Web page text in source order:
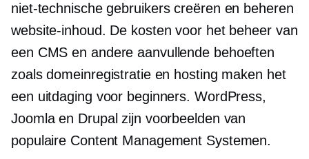
niet-technischegebruikers creëren en beheren
website-inhoud. De kosten voor het beheer van
een CMS en andere aanvullende behoeften
zoals domeinregistratie en hosting maken het
een uitdaging voor beginners. WordPress,
Joomla en Drupal zijn voorbeelden van
populaire Content Management Systemen.